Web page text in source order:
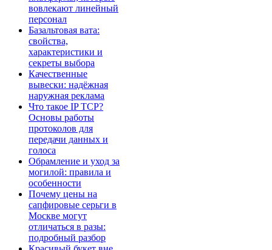
вовлекают линейный
персонал
Базальтовая вата:
свойства,
характеристики и
секреты выбора
Качественные
вывески: надёжная
наружная реклама
Что такое IP TCP?
Основы работы
протоколов для
передачи данных и
голоса
Обрамление и уход за
могилой: правила и
особенности
Почему цены на
сапфировые серьги в
Москве могут
отличаться в разы:
подробный разбор